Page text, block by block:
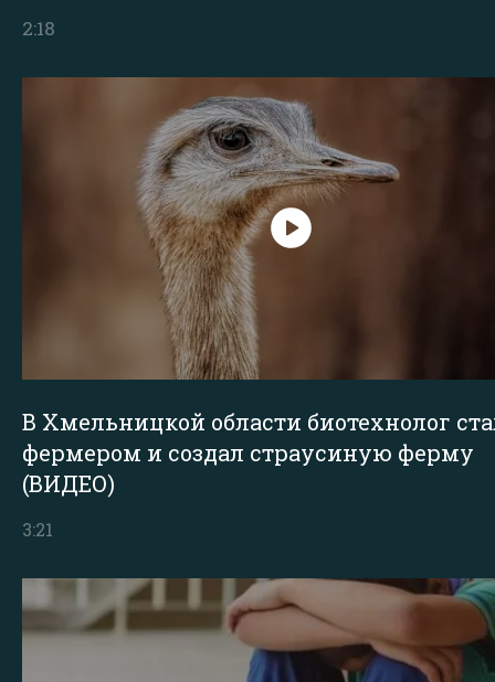
2:18
В Хмельницкой области биотехнолог
фермером и создал страусиную ферму
(ВИДЕО)
3:21